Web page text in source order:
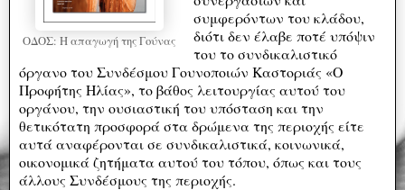
ΟΔΟΣ: Η απαγωγή της Γούνας
συμφερόντων του κλάδου,
διότι δεν έλαβε ποτέ υπόψιν
του το συνδικαλιστικό
όργανο του Συνδέσμου Γουνοποιών Καστοριάς «Ο
Προφήτης Ηλίας», το βάθος λειτουργίας αυτού του
οργάνου, την ουσιαστική του υπόσταση και την
θετικότατη προσφορά στα δρώμενα της περιοχής είτε
αυτά αναφέρονται σε συνδικαλιστικά, κοινωνικά,
οικονομικά ζητήματα αυτού του τόπου, όπως και τους
άλλους Συνδέσμους της περιοχής.